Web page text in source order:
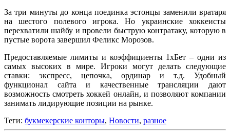
За три минуты до конца поединка эстонцы заменили вратаря
на шестого полевого игрока. Но украинские хоккеисты
перехватили шайбу и провели быструю контратаку, которую в
пустые ворота завершил Феликс Морозов.
Предоставляемые лимиты и коэффициенты 1хБет – одни из
самых высоких в мире. Игроки могут делать следующие
ставки: экспресс, цепочка, ординар и т.д. Удобный
функционал сайта и качественные трансляции дают
возможность смотреть хоккей онлайн, и позволяют компании
занимать лидирующие позиции на рынке.
Теги: букмекерские конторы, Новости, разное